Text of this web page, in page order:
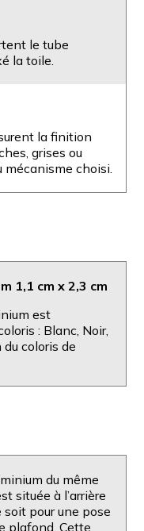
le tube
la toile.
la finition
grises ou
choisi.
1,1 cm x 2,3 cm
est
: Blanc, Noir,
coloris de
du même
située à l’arrière
soit pour une pose
plafond. Cette